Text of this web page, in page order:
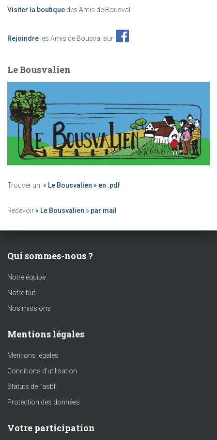
Visiter la boutique des Amis de Bousval
Rejoindre les Amis de Bousval sur
Le Bousvalien
Trouver un « Le Bousvalien » en .pdf
Recevoir« Le Bousvalien » par mail
Qui sommes-nous ?
Notre équipe
Notre but
Nos missions
Mentions légales
Mentions légales
Conditions d’utilisation
Statuts de l’asbl
Protection des données
Votre participation